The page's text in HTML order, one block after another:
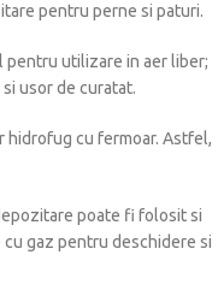
pentru perne si paturi.
utilizare in aer liber;
usor de curatat.
cu fermoar. Astfel,
poate fi folosit si
gaz pentru deschidere si